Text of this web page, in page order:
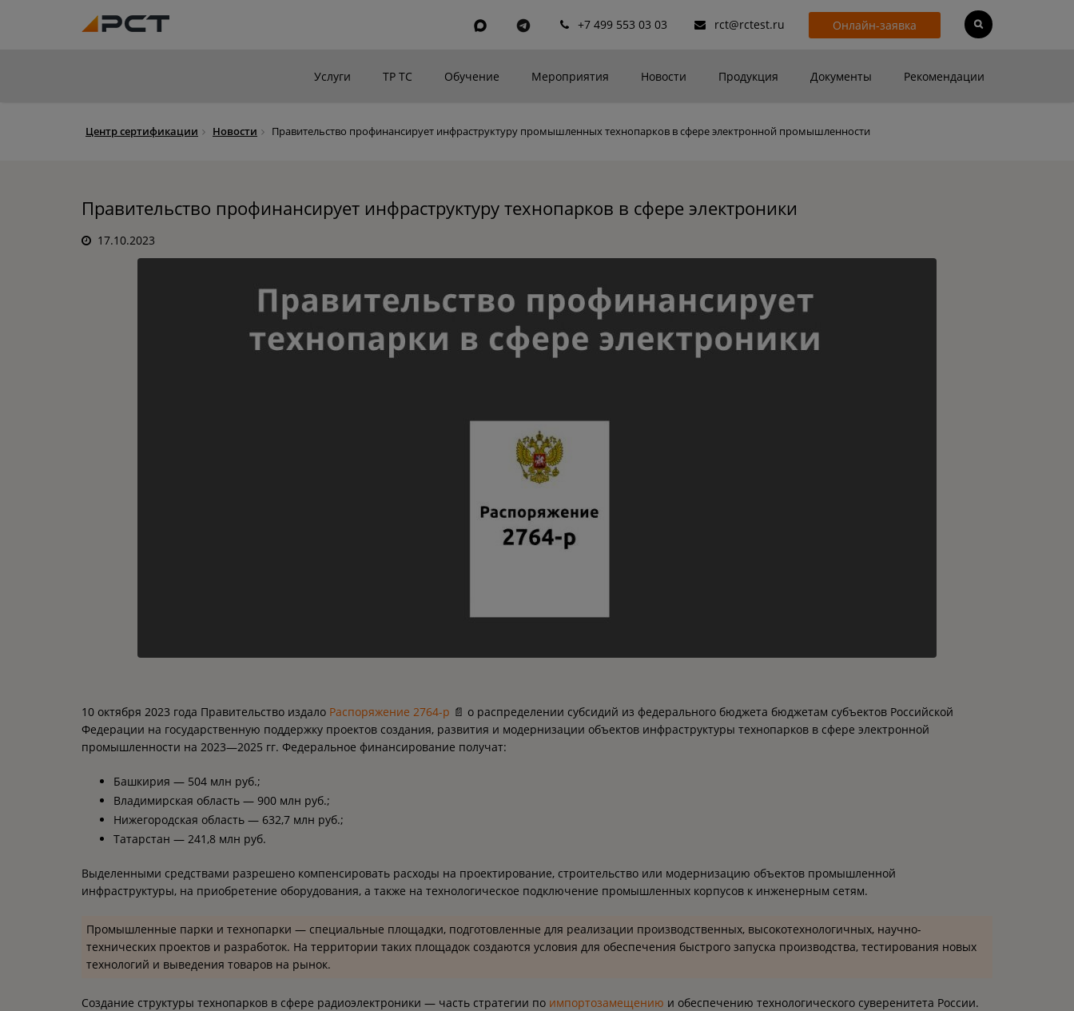
+7 499 553 03 03 rct@rctest.ru Онлайн-заявка
Услуги ТР ТС Обучение Мероприятия Новости Продукция Документы Рекомендации
Центр сертификации Новости Правительство профинансирует инфраструктуру промышленных технопарков в сфере электронной промышленности
Правительство профинансирует инфраструктуру технопарков в сфере электроники
17.10.2023
10 октября 2023 года Правительство издало Распоряжение 2764-р 📄 о распределении субсидий из федерального бюджета бюджетам субъектов Российской
Федерации на государственную поддержку проектов создания, развития и модернизации объектов инфраструктуры технопарков в сфере электронной
промышленности на 2023—2025 гг. Федеральное финансирование получат:
Башкирия — 504 млн руб.;
Владимирская область — 900 млн руб.;
Нижегородская область — 632,7 млн руб.;
Татарстан — 241,8 млн руб.
Выделенными средствами разрешено компенсировать расходы на проектирование, строительство или модернизацию объектов промышленной
инфраструктуры, на приобретение оборудования, а также на технологическое подключение промышленных корпусов к инженерным сетям.
Промышленные парки и технопарки — специальные площадки, подготовленные для реализации производственных, высокотехнологичных, научно-
технических проектов и разработок. На территории таких площадок создаются условия для обеспечения быстрого запуска производства, тестирования новых
технологий и выведения товаров на рынок.
Создание структуры технопарков в сфере радиоэлектроники — часть стратегии по импортозамещению и обеспечению технологического суверенитета России.